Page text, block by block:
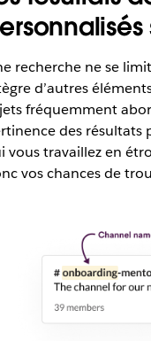
recherche ne se
d’autres
fréquemment
des résultats
vous travaillez en
vos chances de